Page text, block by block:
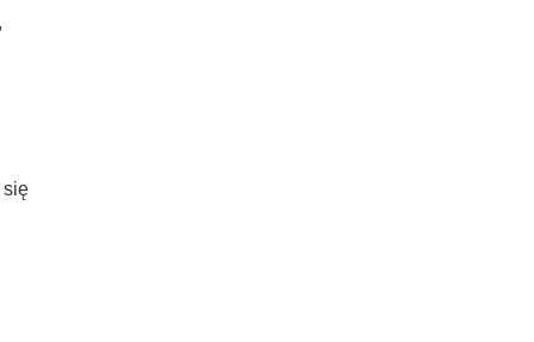
się